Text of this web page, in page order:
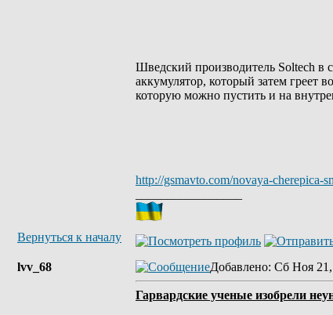
Шведский производитель Soltech в
аккумулятор, который затем греет
которую можно пустить и на
http://gsmavto.com/novaya-cherepica-
Вернуться к началу
lvv_68 Добавлено: Сб Ноя
Гарвардские ученые изобрели